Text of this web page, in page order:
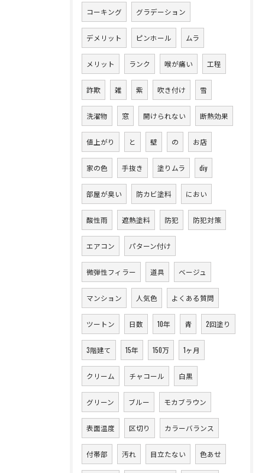
コーキング グラデーション
デメリット ピンホール ムラ
メリット ランク 喉が痛い 工程
詐欺 雑 紫 吹き付け 雪
洗濯物 窓 開けられない 断熱効果
値上がり と 壁 の お店
家の色 手抜き 塗りムラ diy
部屋が臭い 防カビ塗料 におい
酸性雨 遮熱塗料 防犯 防犯対策
エアコン パターン付け
微弾性フィラー 道具 ベージュ
マンション 人気色 よくある質問
ツートン 日数 10年 青 2回塗り
3階建て 15年 150万 1ヶ月
クリーム チャコール 白黒
グリーン ブルー モカブラウン
表面温度 区切り カラーバランス
付帯部 汚れ 目立たない 色あせ